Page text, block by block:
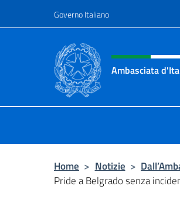
Governo Italiano
Intestazione sito,
Ambasciata
Home > Notizie >
Pride a Belgrado senza